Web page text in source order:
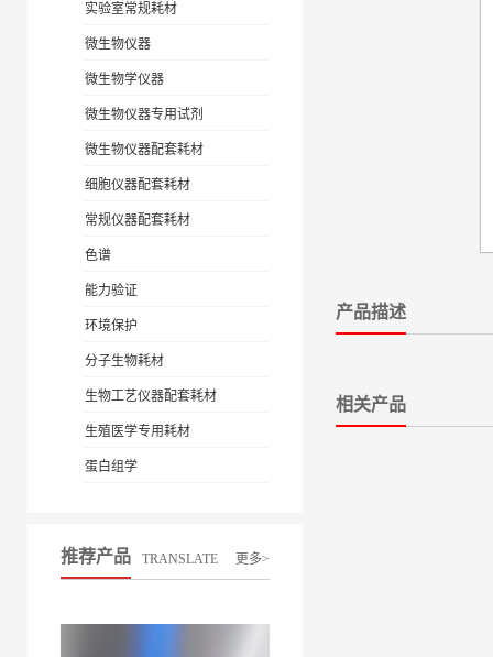
实验室常规耗材
微生物仪器
微生物学仪器
微生物仪器专用试剂
微生物仪器配套耗材
细胞仪器配套耗材
常规仪器配套耗材
色谱
能力验证
环境保护
分子生物耗材
生物工艺仪器配套耗材
生殖医学专用耗材
蛋白组学
推荐产品 TRANSLATE 更多>
产品描述
相关产品